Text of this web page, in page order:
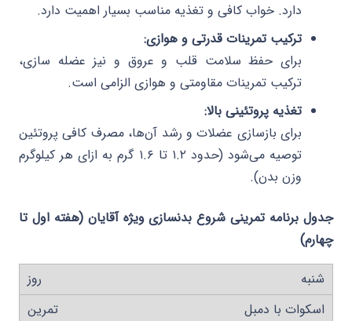
دارد. خواب کافی و تغذیه مناسب بسیار اهمیت دارد.
ترکیب تمرینات قدرتی و هوازی:
برای حفظ سلامت قلب و عروق و نیز عضله سازی،
ترکیب تمرینات مقاومتی و هوازی الزامی است.
تغذیه پروتئینی بالا:
برای بازسازی عضلات و رشد آن‌ها، مصرف کافی پروتئین
توصیه می‌شود (حدود ۱.۲ تا ۱.۶ گرم به ازای هر کیلوگرم
وزن بدن).
جدول برنامه تمرینی شروع بدنسازی ویژه آقایان (هفته اول تا
چهارم)
شنبه
اسکوات با دمبل